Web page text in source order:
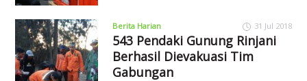
Berita Harian 31 Jul 2018
543 Pendaki Gunung Rinjani
Berhasil Dievakuasi Tim
Gabungan